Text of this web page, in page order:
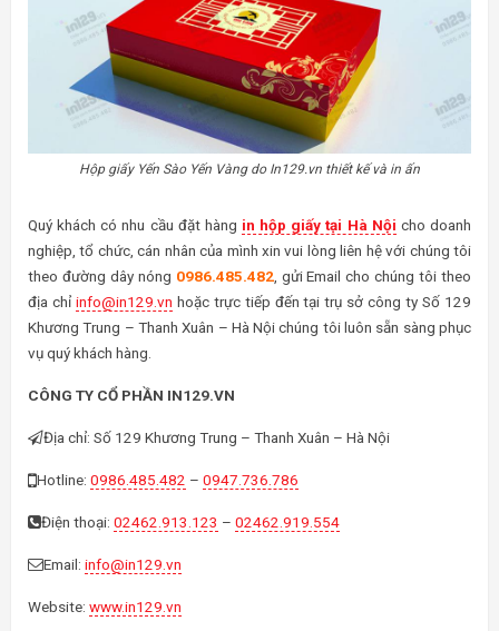
Hộp giấy Yến Sào Yến Vàng do In129.vn thiết kế và in ấn
Quý khách có nhu cầu đặt hàng in hộp giấy tại Hà Nội cho doanh
nghiệp, tổ chức, cán nhân của mình xin vui lòng liên hệ với chúng tôi
theo đường dây nóng 0986.485.482, gửi Email cho chúng tôi theo
địa chỉ info@in129.vn hoặc trực tiếp đến tại trụ sở công ty Số 129
Khương Trung – Thanh Xuân – Hà Nội chúng tôi luôn sẵn sàng phục
vụ quý khách hàng.
CÔNG TY CỔ PHẦN IN129.VN
Địa chỉ: Số 129 Khương Trung – Thanh Xuân – Hà Nội
Hotline: 0986.485.482 – 0947.736.786
Điện thoại: 02462.913.123 – 02462.919.554
Email: info@in129.vn
Website: www.in129.vn